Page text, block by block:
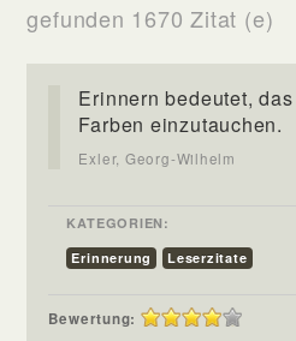
gefunden 1670 Zitat (e)
Erinnern bedeutet,
Farben einzutauchen.
Exler, Georg-Wilhelm
KATEGORIEN:
Erinnerung
Leserzitate
Bewertung: